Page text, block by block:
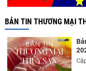
BẢN TIN THƯƠNG MẠI